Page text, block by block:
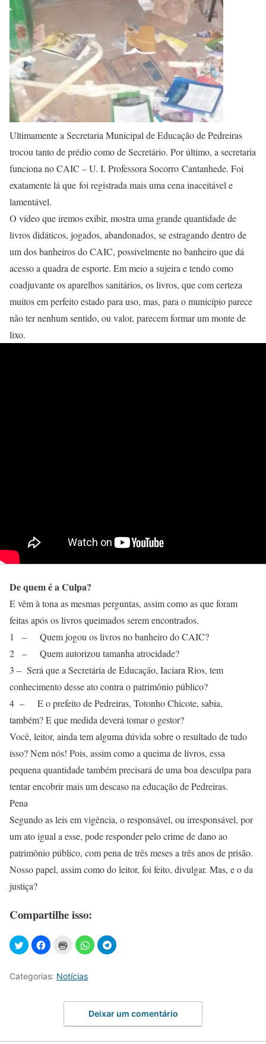
Ultimamente a Secretaria Municipal de Educação de Pedreiras
trocou tanto de prédio como de Secretário. Por último, a secretaria
funciona no CAIC – U. I. Professora Socorro Cantanhede. Foi
exatamente lá que foi registrada mais uma cena inaceitável e
lamentável.
O vídeo que iremos exibir, mostra uma grande quantidade de
livros didáticos, jogados, abandonados, se estragando dentro de
um dos banheiros do CAIC, possivelmente no banheiro que dá
acesso a quadra de esporte. Em meio a sujeira e tendo como
coadjuvante os aparelhos sanitários, os livros, que com certeza
muitos em perfeito estado para uso, mas, para o município parece
não ter nenhum sentido, ou valor, parecem formar um monte de
lixo.
De quem é a Culpa?
E vêm à tona as mesmas perguntas, assim como as que foram
feitas após os livros queimados serem encontrados.
1 – Quem jogou os livros no banheiro do CAIC?
2 – Quem autorizou tamanha atrocidade?
3 – Será que a Secretária de Educação, Iaciara Rios, tem
conhecimento desse ato contra o patrimônio público?
4 – E o prefeito de Pedreiras, Totonho Chicote, sabia,
também? E que medida deverá tomar o gestor?
Você, leitor, ainda tem alguma dúvida sobre o resultado de tudo
isso? Nem nós! Pois, assim como a queima de livros, essa
pequena quantidade também precisará de uma boa desculpa para
tentar encobrir mais um descaso na educação de Pedreiras.
Pena
Segundo as leis em vigência, o responsável, ou irresponsável, por
um ato igual a esse, pode responder pelo crime de dano ao
patrimônio público, com pena de três meses a três anos de prisão.
Nosso papel, assim como do leitor, foi feito, divulgar. Mas, e o da
justiça?
Compartilhe isso:
Categorias: Notícias
Deixar um comentário